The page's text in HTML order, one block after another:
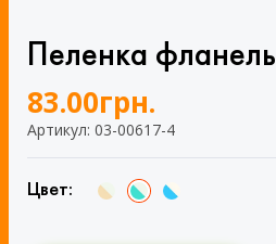
Пеленка фланель
83.00грн.
Артикул: 03-00617-4
Цвет: